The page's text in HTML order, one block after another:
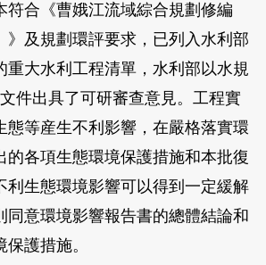
合《曹娥江流域綜合規劃修編
》及規劃環評要求，已列入水利部
重大水利工程清單，水利部以水規
件出具了可研審查意見。工程實
態等産生不利影響，在嚴格落實環
的各項生態環境保護措施和本批復
利生態環境影響可以得到一定緩解
同意環境影響報告書的總體結論和
護措施。